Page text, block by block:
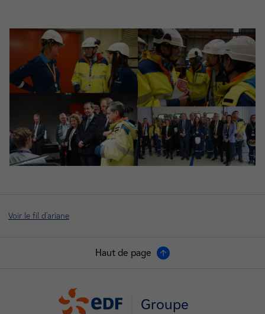
Voir le fil d'ariane
Haut de page
Groupe